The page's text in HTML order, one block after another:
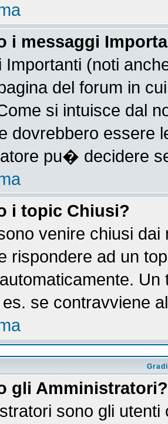
i messaggi
Importanti (noti
del forum in
si intuisce dal
dovrebbero essere
pu� decidere
i topic Chiusi?
venire chiusi
rispondere ad un
se contravviene
gli Amministratori?
sono gli